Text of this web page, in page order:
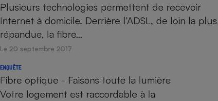
Plusieurs technologies permettent de recevoir
Internet à domicile. Derrière l’ADSL, de loin la plus
répandue, la fibre…
Le 20 septembre 2017
ENQUÊTE
Fibre optique - Faisons toute la lumière
Votre logement est raccordable à la